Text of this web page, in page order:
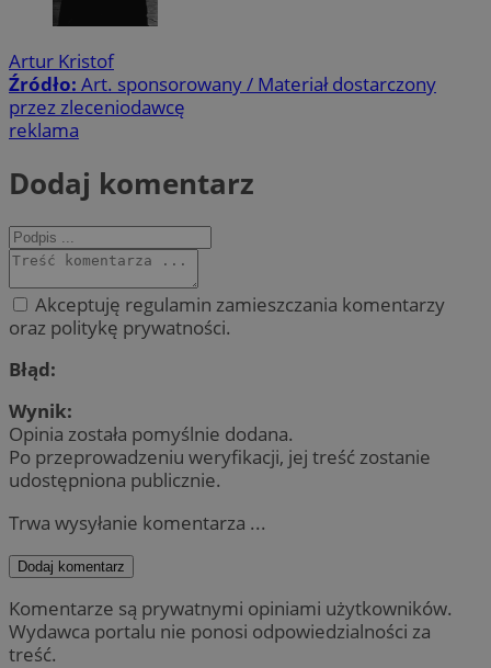
Artur Kristof
Źródło: Art. sponsorowany / Materiał dostarczony
przez zleceniodawcę
reklama
Dodaj komentarz
Akceptuję regulamin zamieszczania komentarzy
oraz politykę prywatności.
Błąd:
Wynik:
Opinia została pomyślnie dodana.
Po przeprowadzeniu weryfikacji, jej treść zostanie
udostępniona publicznie.
Trwa wysyłanie komentarza ...
Dodaj komentarz
Komentarze są prywatnymi opiniami użytkowników.
Wydawca portalu nie ponosi odpowiedzialności za
treść.